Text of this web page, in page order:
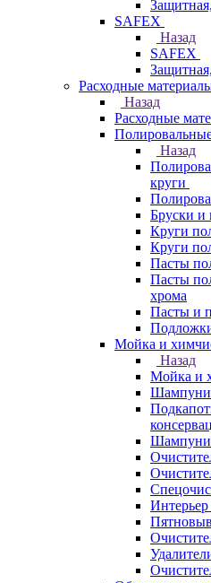
SAFEX
Назад
SAFEX
Расходные
Назад
Расходные
Назад
круги
Бруски и
Круги
Круги
Пасты
Пасты
хрома
Пасты и
Мойка и
Назад
Мойка и
Шампуни
Шампуни
Интерьер